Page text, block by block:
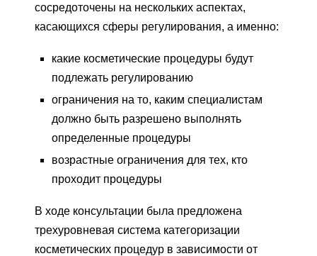
сосредоточены на нескольких аспектах,
касающихся сферы регулирования, а именно:
какие косметические процедуры будут
подлежать регулированию
ограничения на то, каким специалистам
должно быть разрешено выполнять
определенные процедуры
возрастные ограничения для тех, кто
проходит процедуры
В ходе консультации была предложена
трехуровневая система категоризации
косметических процедур в зависимости от